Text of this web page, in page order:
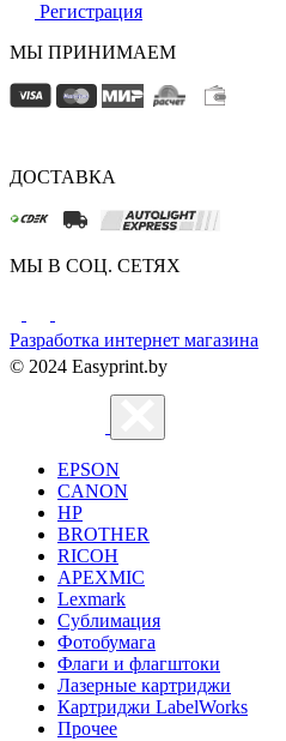
Регистрация
МЫ ПРИНИМАЕМ
ДОСТАВКА
МЫ В СОЦ. СЕТЯХ
Разработка интернет магазина
© 2024 Easyprint.by
EPSON
CANON
HP
BROTHER
RICOH
APEXMIC
Lexmark
Сублимация
Фотобумага
Флаги и флагштоки
Лазерные картриджи
Картриджи LabelWorks
Прочее